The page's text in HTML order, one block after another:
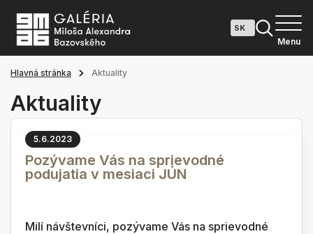
Menu
Hlavná stránka Aktuality
Aktuality
5.6.2023
Pozývame Vás na sprievodné
podujatia v mesiaci JÚN
Milí návštevníci, pozývame Vás na sprievodné